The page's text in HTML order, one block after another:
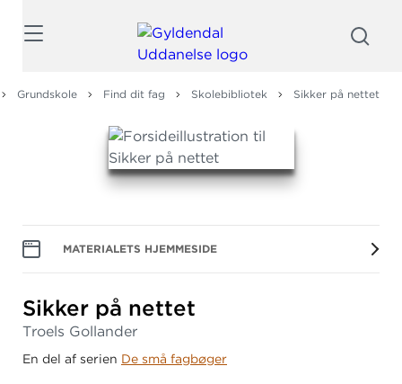
Grundskole Find dit fag Skolebibliotek Sikker på nettet
MATERIALETS HJEMMESIDE
Sikker på nettet
Troels Gollander
En del af serien De små fagbøger